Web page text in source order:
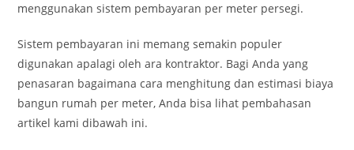
menggunakan sistem pembayaran per meter persegi.
Sistem pembayaran ini memang semakin populer
digunakan apalagi oleh ara kontraktor. Bagi Anda yang
penasaran bagaimana cara menghitung dan estimasi biaya
bangun rumah per meter, Anda bisa lihat pembahasan
artikel kami dibawah ini.